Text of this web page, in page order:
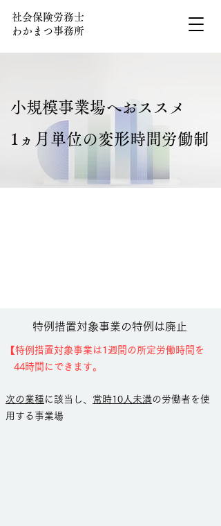
社会保険労務士
わかまつ事務所
小規模事業場へおススメ
​1ヵ月単位の変形時間労働制
特例措置対象事業の特例は廃止
【特例措置対象事業は1週間の所定労働時間を
44時間にできます。
次の業種 に該当し、 常時10人未満の労働者を使
用する事業場